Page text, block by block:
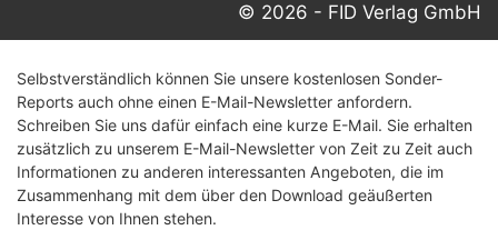
© 2026 - FID Verlag GmbH
Selbstverständlich können Sie unsere kostenlosen Sonder-
Reports auch ohne einen E-Mail-Newsletter anfordern.
Schreiben Sie uns dafür einfach eine kurze E-Mail. Sie erhalten
zusätzlich zu unserem E-Mail-Newsletter von Zeit zu Zeit auch
Informationen zu anderen interessanten Angeboten, die im
Zusammenhang mit dem über den Download geäußerten
Interesse von Ihnen stehen.